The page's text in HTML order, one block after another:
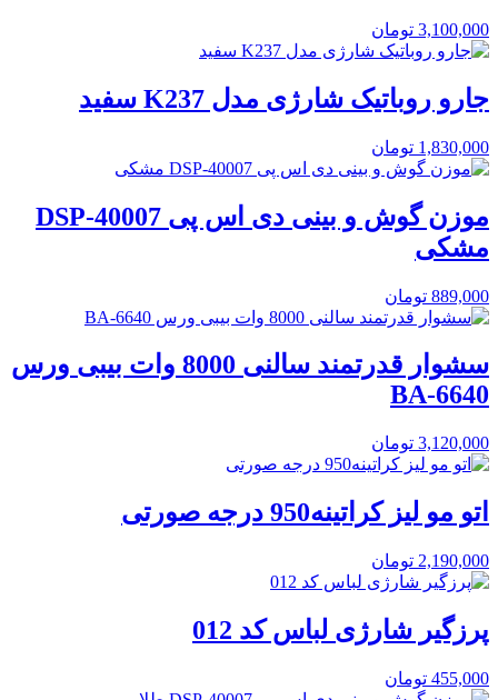
3,100,000 تومان
جارو روباتیک شارژی مدل K237 سفید
1,830,000 تومان
موزن گوش و بینی دی اس پی DSP-40007
مشکی
889,000 تومان
سشوار قدرتمند سالنی 8000 وات بیبی ورس
BA-6640
3,120,000 تومان
اتو مو لیز کراتینه950 درجه صورتی
2,190,000 تومان
پرزگیر شارژی لباس کد 012
455,000 تومان